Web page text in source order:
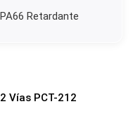
Retardante
Vías PCT-212